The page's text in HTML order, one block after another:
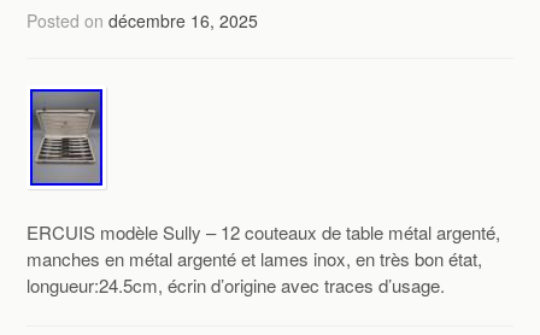
Posted ondécembre 16, 2025
ERCUIS modèle Sully – 12 couteaux de table métal argenté,
manches en métal argenté et lames inox, en très bon état,
longueur:24.5cm, écrin d’origine avec traces d’usage.